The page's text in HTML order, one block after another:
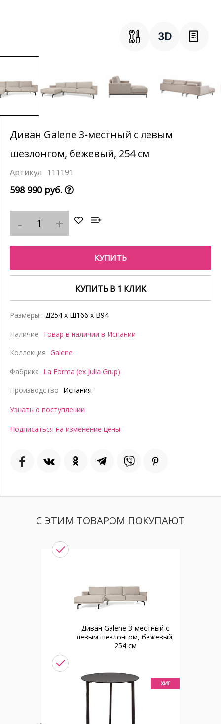
Диван Galene 3-местный с левым
шезлонгом, бежевый, 254 см
111191
598 990 руб.
КУПИТЬ
КУПИТЬ В 1 КЛИК
Размеры: Д254 x Ш166 x В94
Наличие Товар в наличии в Испании
Коллекция Galene
Фабрика La Forma (ex Julia Grup)
Производство Испания
Узнать о поступлении
Подписаться на изменение цены
С ЭТИМ ТОВАРОМ ПОКУПАЮТ
Диван Galene 3-местный с
левым шезлонгом, бежевый,
254 см
хит